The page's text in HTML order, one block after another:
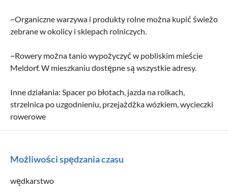
~Organiczne warzywa i produkty rolne można kupić świeżo
zebrane w okolicy i sklepach rolniczych.
~Rowery można tanio wypożyczyć w pobliskim mieście
Meldorf. W mieszkaniu dostępne są wszystkie adresy.
Inne działania: Spacer po błotach, jazda na rolkach,
strzelnica po uzgodnieniu, przejażdżka wózkiem, wycieczki
rowerowe
Możliwości spędzania czasu
wędkarstwo